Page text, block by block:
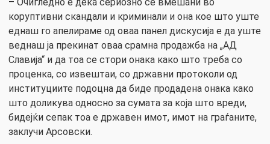
коруптивни скандали и криминали и она кое што уште
еднаш го апелираме од оваа панел дискусија е да уште
веднаш ја прекинат оваа срамна продажба на „АД
Славија“ и да тоа се стори онака како што треба со
проценка, со извештаи, со државни протоколи од
институциите подоцна да биде продадена онака како
што доликува односно за сумата за која што вреди,
бидејќи сепак тоа е државен имот, имот на граѓаните,
заклучи Арсовски.